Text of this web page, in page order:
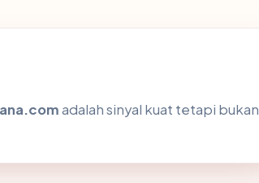
adalah sinyal kuat tetapi bukan